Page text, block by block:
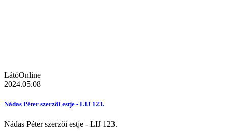
LátóOnline
2024.05.08
Nádas Péter szerzői estje - LIJ 123.
Nádas Péter szerzői estje - LIJ 123.